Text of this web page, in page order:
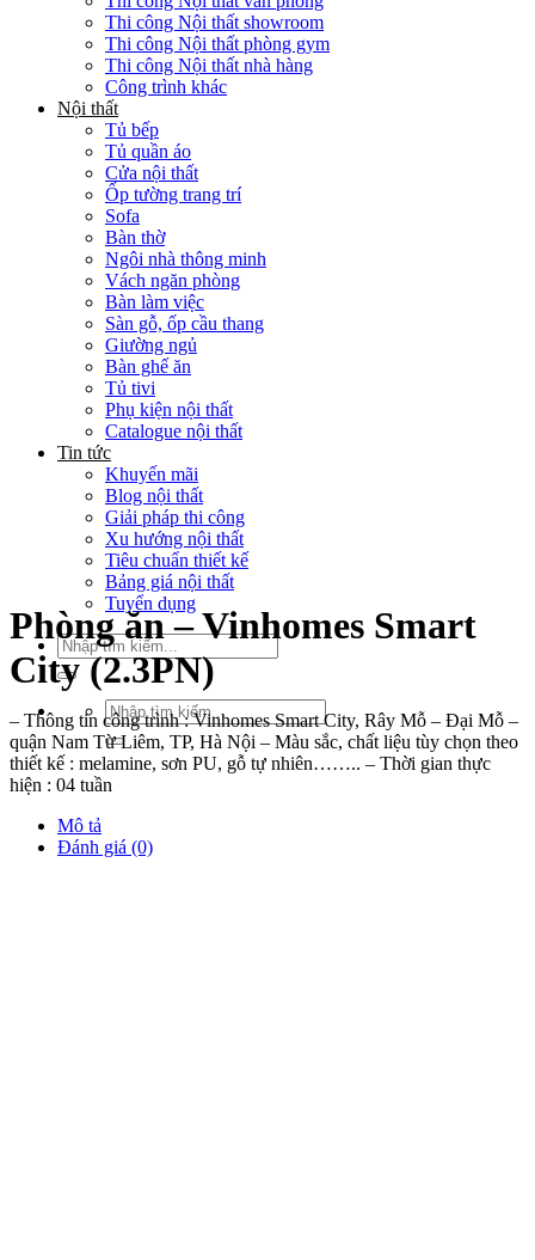
Thi công Nội thất showroom
Thi công Nội thất phòng gym
Thi công Nội thất nhà hàng
Công trình khác
Nội thất
Tủ bếp
Tủ quần áo
Cửa nội thất
Ốp tường trang trí
Sofa
Bàn thờ
Ngôi nhà thông minh
Vách ngăn phòng
Bàn làm việc
Sàn gỗ, ốp cầu thang
Giường ngủ
Bàn ghế ăn
Tủ tivi
Phụ kiện nội thất
Catalogue nội thất
Tin tức
Khuyến mãi
Blog nội thất
Giải pháp thi công
Xu hướng nội thất
Tiêu chuẩn thiết kế
Bảng giá nội thất
Tuyển dụng
Tìm
kiếm:
Tìm
kiếm:
Phòng ăn – Vinhomes Smart
City (2.3PN)
– Thông tin công trình : Vinhomes Smart City, Rây Mỗ – Đại Mỗ –
quận Nam Từ Liêm, TP, Hà Nội – Màu sắc, chất liệu tùy chọn theo
thiết kế : melamine, sơn PU, gỗ tự nhiên…….. – Thời gian thực
hiện : 04 tuần
Mô tả
Đánh giá (0)